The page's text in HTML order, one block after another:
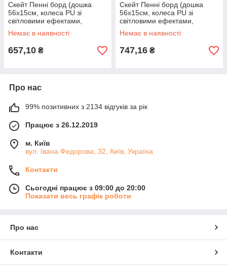
Скейт Пенні борд (дошка
56х15см, колеса PU зі
світловими ефектами,
односторонній принт)
SC20414
Немає в наявності
657,10 ₴
Скейт Пенні борд (дошка
56х15см, колеса PU зі
світловими ефектами,
односторонній принт)
SC20415
Немає в наявності
747,16 ₴
Про нас
99% позитивних з 2134 відгуків за рік
Працює з 26.12.2019
м. Київ
вул. Івана Федорова, 32, Київ, Україна
Контакти
Сьогодні працює з 09:00 до 20:00
Показати весь графік роботи
Про нас
Контакти